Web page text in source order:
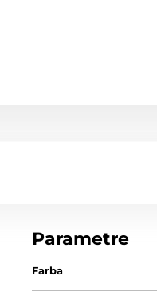
Parametre
Farba